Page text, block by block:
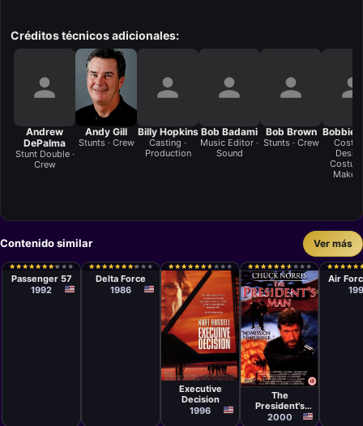
Créditos técnicos adicionales:
Andrew
DePalma
Stunt Double ·
Crew
Andy Gill
Stunts · Crew
Billy Hopkins
Casting ·
Production
Bob Badami
Music Editor ·
Sound
Bob Brown
Stunts · Crew
Bobbie
Make-
Contenido similar Ver más
★
★★
★★
★★
★★
★★
★★
★★
★ ★
★ ★
★
Kevin Hooks
Passenger 57
1992
★
★★
★★
★★
★★
★★
★★
★★
★ ★
★ ★
★
Menahem
Golan
Delta Force
1986
★
★★
★★
★★
★★
★★
★★
★ ★
★ ★
★ ★
★
Película
Stuart Baird
Executive
Decision
1996
★
★★
★★
★★
★★
★★
★★
★ ★
★ ★
★ ★
★
Película
Michael
Preece, Eric
NorrisThe
President's
Man
2000
★
★★
★★
★★
★★
★
Air